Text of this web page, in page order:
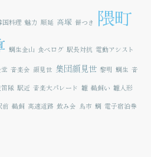
国料理 魅力 順延 高塚 餅つき 隈町
鯛生金山 食べログ 駅長対抗 電動アシスト
音楽会 顔見世 集団顔見世 黎明 鯛生 音
隊 駅近 音楽大パレード 雛 鵜飼い 雛人形
前 鵜飼 高速道路 飲み会 鳥市 鯛 電子宿泊券